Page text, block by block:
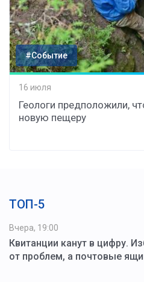
#Событие
16 июля
Геологи предположили,
новую пещеру
ТОП-5
Вчера, 19:00
Квитанции канут в цифру.
от проблем, а почтовые